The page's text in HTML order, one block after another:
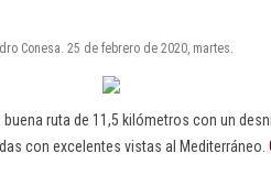
Conesa. 25 de febrero de 2020, martes.
buena ruta de 11,5 kilómetros con un
con excelentes vistas al Mediterráneo.